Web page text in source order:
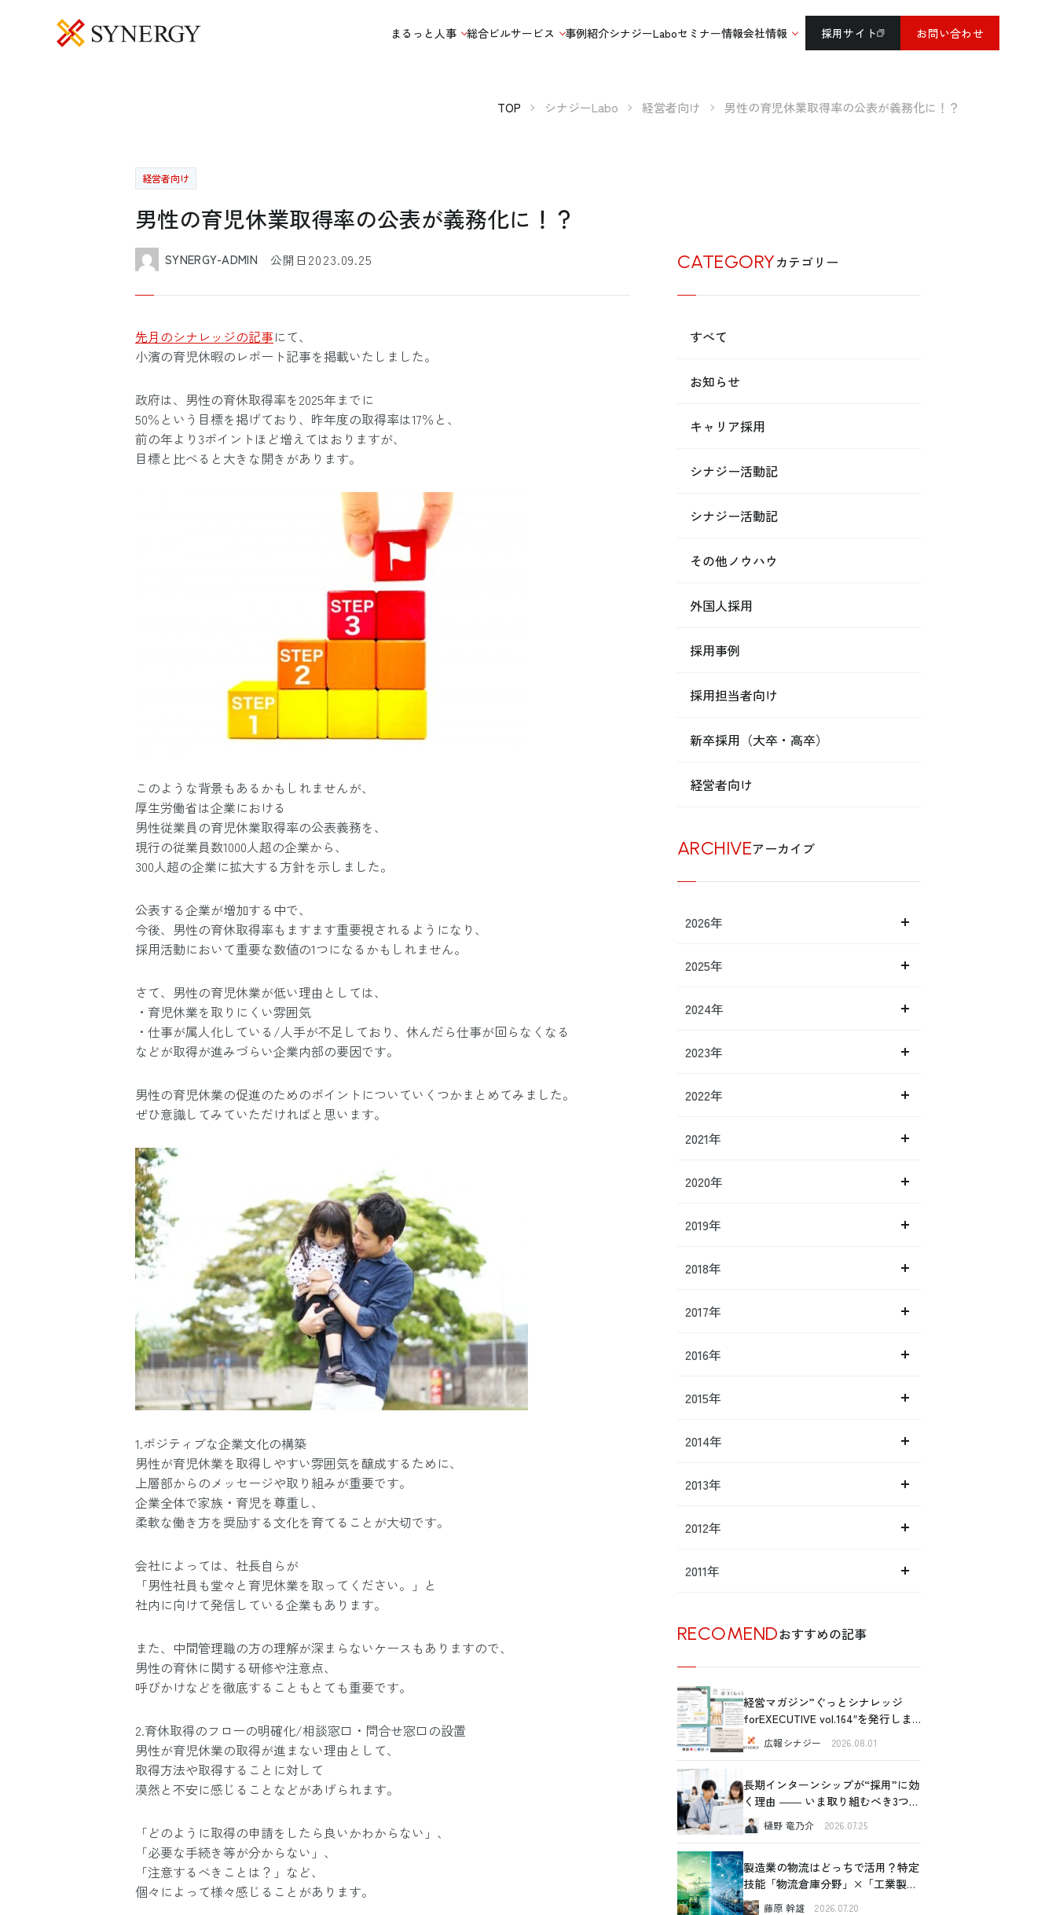
まるっと人事 総合ビルサービス 事例紹介シナジーLaboセミナー情報会社情報 採用サイト お問い合わせ
TOP シナジーLabo 経営者向け 男性の育児休業取得率の公表が義務化に！？
経営者向け
男性の育児休業取得率の公表が義務化に！？
SYNERGY-ADMIN 公開日 2023.09.25
先月のシナレッジの記事にて、
小濱の育児休暇のレポート記事を掲載いたしました。
政府は、男性の育休取得率を2025年までに
50％という目標を掲げており、昨年度の取得率は17％と、
前の年より3ポイントほど増えてはおりますが、
目標と比べると大きな開きがあります。
このような背景もあるかもしれませんが、
厚生労働省は企業における
男性従業員の育児休業取得率の公表義務を、
現行の従業員数1000人超の企業から、
300人超の企業に拡大する方針を示しました。
公表する企業が増加する中で、
今後、男性の育休取得率もますます重要視されるようになり、
採用活動において重要な数値の1つになるかもしれません。
さて、男性の育児休業が低い理由としては、
・育児休業を取りにくい雰囲気
・仕事が属人化している/人手が不足しており、休んだら仕事が回らなくなる
などが取得が進みづらい企業内部の要因です。
男性の育児休業の促進のためのポイントについていくつかまとめてみました。
ぜひ意識してみていただければと思います。
1.ポジティブな企業文化の構築
男性が育児休業を取得しやすい雰囲気を醸成するために、
上層部からのメッセージや取り組みが重要です。
企業全体で家族・育児を尊重し、
柔軟な働き方を奨励する文化を育てることが大切です。
会社によっては、社長自らが
「男性社員も堂々と育児休業を取ってください。」と
社内に向けて発信している企業もあります。
また、中間管理職の方の理解が深まらないケースもありますので、
男性の育休に関する研修や注意点、
呼びかけなどを徹底することもとても重要です。
2.育休取得のフローの明確化/相談窓口・問合せ窓口の設置
男性が育児休業の取得が進まない理由として、
取得方法や取得することに対して
漠然と不安に感じることなどがあげられます。
「どのように取得の申請をしたら良いかわからない」、
「必要な手続き等が分からない」、
「注意するべきことは？」など、
個々によって様々感じることがあります。
CATEGORYカテゴリー
すべて
お知らせ
キャリア採用
シナジー活動記
シナジー活動記
その他ノウハウ
外国人採用
採用事例
採用担当者向け
新卒採用（大卒・高卒）
経営者向け
ARCHIVEアーカイブ
2026年
2025年
2024年
2023年
2022年
2021年
2020年
2019年
2018年
2017年
2016年
2015年
2014年
2013年
2012年
2011年
RECOMENDおすすめの記事
経営マガジン”ぐっとシナレッジ
forEXECUTIVE vol.164″を発行しま
した！広報シナジー 2026.08.01
長期インターンシップが“採用”に効
く理由 ―― いま取り組むべき3つの
価値 樋野 竜乃介 2026.07.25
製造業の物流はどっちで活用？特定
技能「物流倉庫分野」×「工業製品
製造分野」比較ガイド
藤原 幹雄 2026.07.20